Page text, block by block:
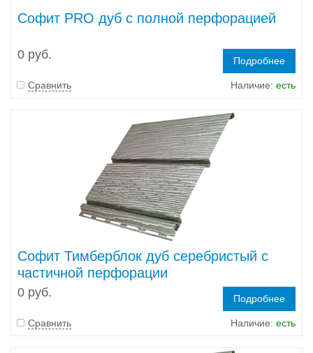
Софит PRO дуб с полной перфорацией
0 руб. Подробнее
Сравнить Наличие: есть
Софит Тимберблок дуб серебристый с
частичной перфорации
0 руб. Подробнее
Сравнить Наличие: есть